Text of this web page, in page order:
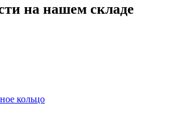
на нашем складе
кольцо